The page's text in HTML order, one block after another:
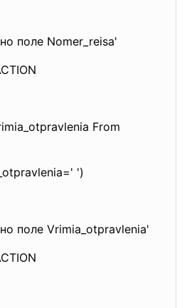
поле Nomer_reisa'
From
')
поле Vrimia_otpravlenia'